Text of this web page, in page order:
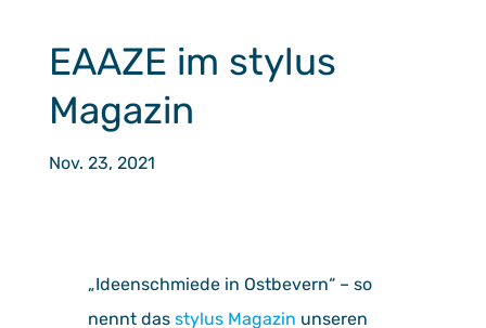
EAAZE im stylus
Magazin
Nov. 23, 2021
„Ideenschmiede in Ostbevern“ – so
nennt das stylus Magazin unseren